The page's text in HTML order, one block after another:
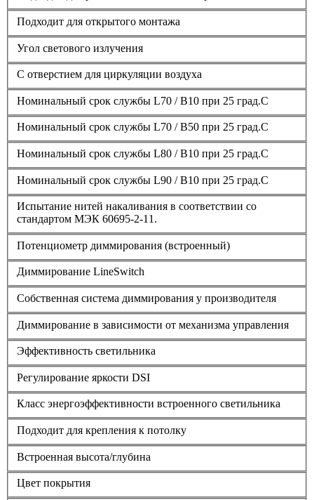
Подходит для открытого монтажа
Угол светового излучения
С отверстием для циркуляции воздуха
Номинальный срок службы L70 / B10 при 25 град.C
Номинальный срок службы L70 / B50 при 25 град.C
Номинальный срок службы L80 / B10 при 25 град.C
Номинальный срок службы L90 / B10 при 25 град.C
Испытание нитей накаливания в соответствии со
стандартом МЭК 60695-2-11.
Потенциометр диммирования (встроенный)
Диммирование LineSwitch
Собственная система диммирования у производителя
Диммирование в зависимости от механизма управления
Эффективность светильника
Регулирование яркости DSI
Класс энергоэффективности встроенного светильника
Подходит для крепления к потолку
Встроенная высота/глубина
Цвет покрытия